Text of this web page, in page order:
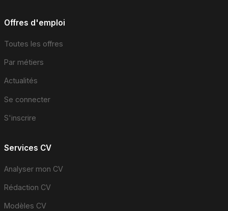
Offres d'emploi
Toutes les offres
Par métiers
Actualités
Se connecter
S'inscrire
Services CV
Analyser mon CV
Rédaction CV
Modèles CV